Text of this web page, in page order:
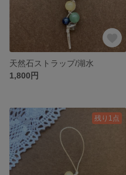
天然石ストラップ/湖水
1,800円
残り1点